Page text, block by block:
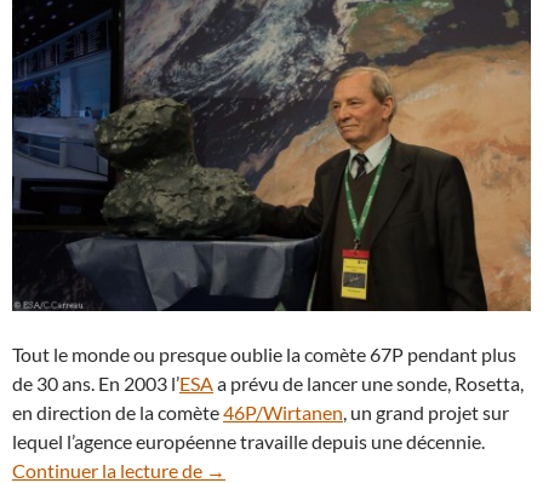
Tout le monde ou presque oublie la comète 67P pendant plus
de 30 ans. En 2003 l’ESAa prévu de lancer une sonde, Rosetta,
en direction de la comète46P/Wirtanen, un grand projet sur
lequel l’agence européenne travaille depuis une décennie.
Continuer la lecture de Klim Churyumov, le papa de la comète
→